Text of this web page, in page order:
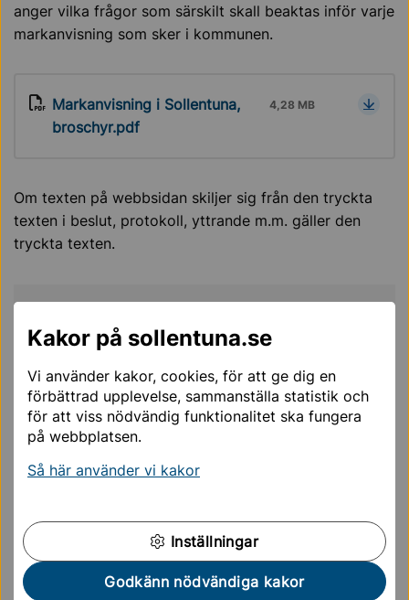
Kakor på sollentuna.se
Vi använder kakor, cookies, för att ge dig en
förbättrad upplevelse, sammanställa statistik och
för att viss nödvändig funktionalitet ska fungera
på webbplatsen.
Så här använder vi kakor
Inställningar
Godkänn nödvändiga kakor
anger vilka frågor som särskilt skall beaktas inför varje
markanvisning som sker i kommunen.
Markanvisning i Sollentuna,
broschyr.pdf
4,28 MB
Om texten på webbsidan skiljer sig från den tryckta
texten i beslut, protokoll, yttrande m.m. gäller den
tryckta texten.
Mer läsning för dig
Försäljning av mark
Otillåten användning av kommunens
...
Försäljning av tomtmark
Förskola & skola